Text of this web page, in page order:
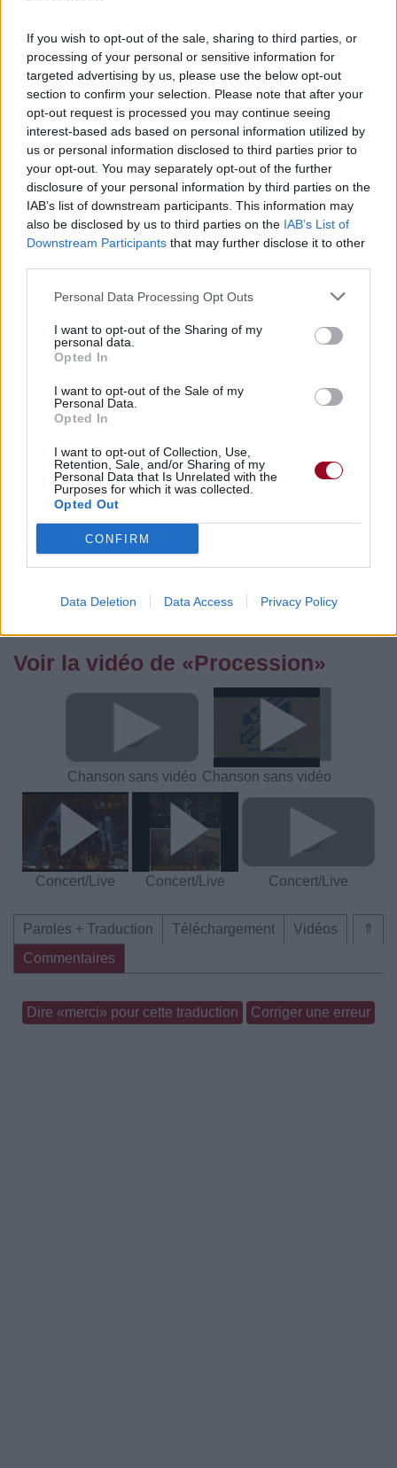
If you wish to opt-out of the sale, sharing to third parties, or
processing of your personal or sensitive information for
targeted advertising by us, please use the below opt-out
section to confirm your selection. Please note that after your
opt-out request is processed you may continue seeing
interest-based ads based on personal information utilized by
us or personal information disclosed to third parties prior to
your opt-out. You may separately opt-out of the further
disclosure of your personal information by third parties on the
IAB’s list of downstream participants. This information may
also be disclosed by us to third parties on the IAB’s List of
Downstream Participants that may further disclose it to other
Personal Data Processing Opt Outs
I want to opt-out of the Sharing of my
personal data.
Opted In
I want to opt-out of the Sale of my
Personal Data.
Opted In
I want to opt-out of Collection, Use,
Retention, Sale, and/or Sharing of my
Personal Data that Is Unrelated with the
Purposes for which it was collected.
Opted Out
CONFIRM
Data Deletion Data Access Privacy Policy
Publié par TopCharts
le 17 août 2010 à
14h37.
Chanteurs : New Order
Albums :
Substance 1987 [Compilation]
Commentaires
Pour prolonger le plaisir musical :
Vous aimez chanter, apprenez la guitare chez
Télécharger légalement les MP3 ou trouver le CD sur
Trouver des vinyles et des CD sur
Trouver un instrument de musique ou une partition au
meilleur prix sur
Voir la vidéo de «Procession»
Chanson sans vidéo Chanson sans vidéo
Concert/Live Concert/Live Concert/Live
⇑
Paroles + Traduction Téléchargement
Vidéos
Commentaires
Dire «merci» pour cette traduction Corriger une erreur